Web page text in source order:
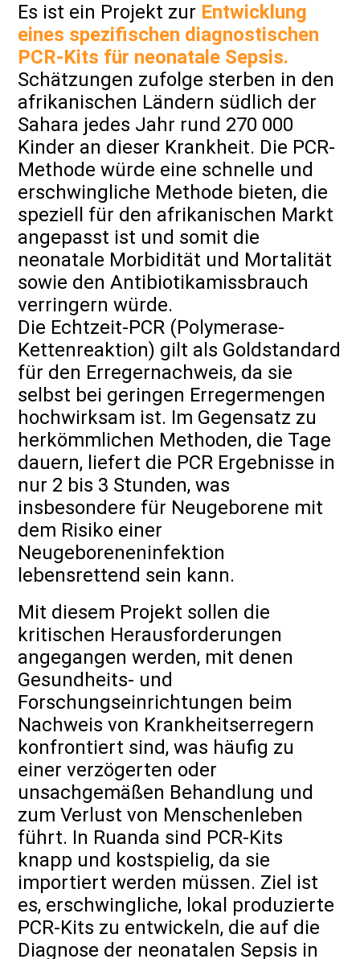
Es ist ein Projekt zur Entwicklung
eines spezifischen diagnostischen
PCR-Kits für neonatale Sepsis.
Schätzungen zufolge sterben in den
afrikanischen Ländern südlich der
Sahara jedes Jahr rund 270 000
Kinder an dieser Krankheit. Die PCR-
Methode würde eine schnelle und
erschwingliche Methode bieten, die
speziell für den afrikanischen Markt
angepasst ist und somit die
neonatale Morbidität und Mortalität
sowie den Antibiotikamissbrauch
verringern würde.
Die Echtzeit-PCR (Polymerase-
Kettenreaktion) gilt als Goldstandard
für den Erregernachweis, da sie
selbst bei geringen Erregermengen
hochwirksam ist. Im Gegensatz zu
herkömmlichen Methoden, die Tage
dauern, liefert die PCR Ergebnisse in
nur 2 bis 3 Stunden, was
insbesondere für Neugeborene mit
dem Risiko einer
Neugeboreneninfektion
lebensrettend sein kann.
Mit diesem Projekt sollen die
kritischen Herausforderungen
angegangen werden, mit denen
Gesundheits- und
Forschungseinrichtungen beim
Nachweis von Krankheitserregern
konfrontiert sind, was häufig zu
einer verzögerten oder
unsachgemäßen Behandlung und
zum Verlust von Menschenleben
führt. In Ruanda sind PCR-Kits
knapp und kostspielig, da sie
importiert werden müssen. Ziel ist
es, erschwingliche, lokal produzierte
PCR-Kits zu entwickeln, die auf die
Diagnose der neonatalen Sepsis in